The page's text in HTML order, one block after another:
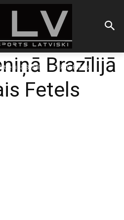
treniņā Brazīlijā ātrākais Fetels
Brazīlijā
Fetels